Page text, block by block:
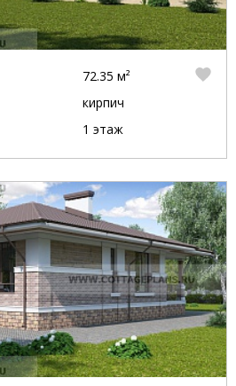
72.35 м²
кирпич
1 этаж